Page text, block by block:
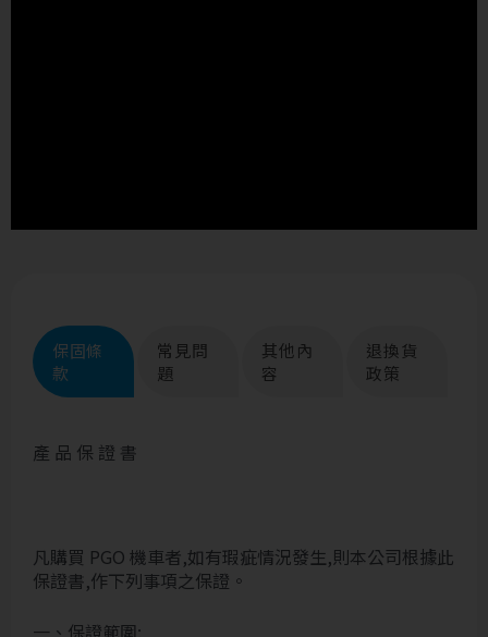
保固條
款
常見問
題
其他內
容
退換貨
政策
產 品 保 證 書
凡購買 PGO 機車者,如有瑕疵情況發生,則本公司根據此
保證書,作下列事項之保證。